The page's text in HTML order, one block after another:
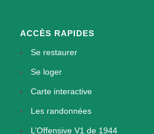
ACCÈS RAPIDES
Se restaurer
Se loger
Carte interactive
Les randonnées
L’Offensive V1 de 1944